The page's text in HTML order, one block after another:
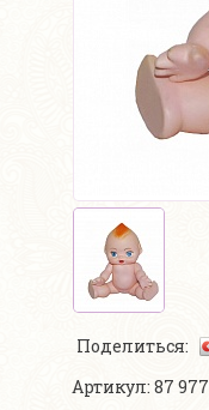
Поделиться:
Артикул: 87 977